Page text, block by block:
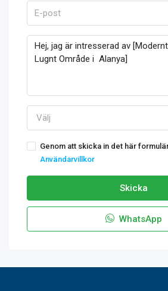
Välj
Genom att skicka in det här
Användarvillkor
Skicka
WhatsApp